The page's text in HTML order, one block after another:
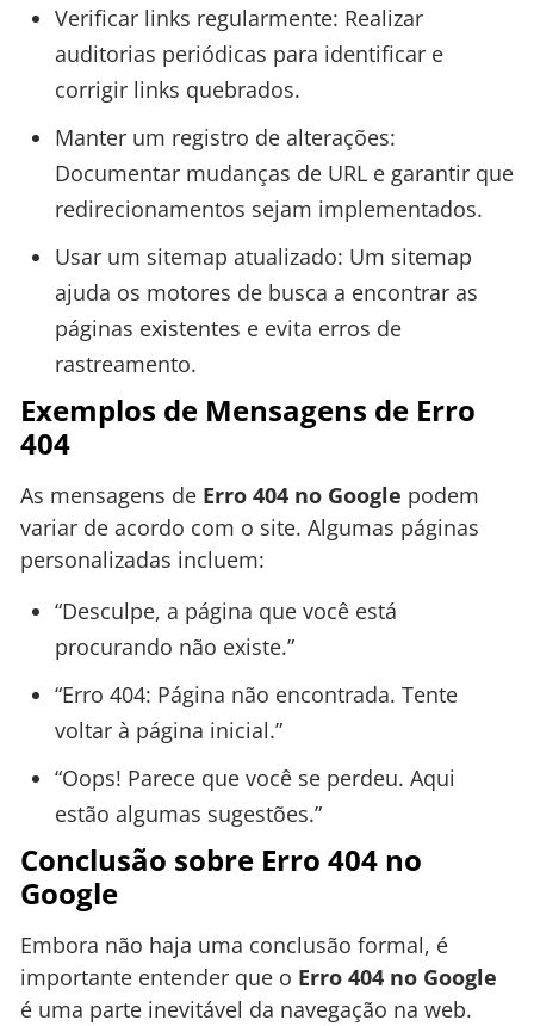
Verificar links regularmente: Realizar
auditorias periódicas para identificar e
corrigir links quebrados.
Manter um registro de alterações:
Documentar mudanças de URL e garantir que
redirecionamentos sejam implementados.
Usar um sitemap atualizado: Um sitemap
ajuda os motores de busca a encontrar as
páginas existentes e evita erros de
rastreamento.
Exemplos de Mensagens de Erro
404
As mensagens de Erro 404 no Google podem
variar de acordo com o site. Algumas páginas
personalizadas incluem:
“Desculpe, a página que você está
procurando não existe.”
“Erro 404: Página não encontrada. Tente
voltar à página inicial.”
“Oops! Parece que você se perdeu. Aqui
estão algumas sugestões.”
Conclusão sobre Erro 404 no
Google
Embora não haja uma conclusão formal, é
importante entender que o Erro 404 no Google
é uma parte inevitável da navegação na web.